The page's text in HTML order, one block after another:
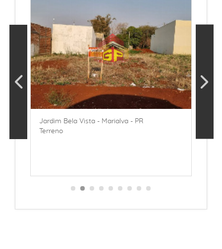
Jardim Bela Vista - Marialva - PR
Terreno